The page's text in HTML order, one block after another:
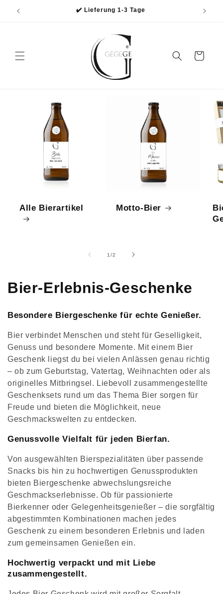
zum
✔️ Lieferung 1-3 Tage
Warenkorb
Alle Bierartikel Motto-Bier
1/von
2
K
e
g
o
r
i
e
:
Bier-Erlebnis-Geschenke
Besondere Biergeschenke für echte Genießer.
Bier verbindet Menschen und steht für Geselligkeit,
Genuss und besondere Momente. Mit einem Bier
Geschenk liegst du bei vielen Anlässen genau richtig
– ob zum Geburtstag, Vatertag, Weihnachten oder als
originelles Mitbringsel. Liebevoll zusammengestellte
Geschenksets rund um das Thema Bier sorgen für
Freude und bieten die Möglichkeit, neue
Geschmackswelten zu entdecken.
Genussvolle Vielfalt für jeden Bierfan.
Von ausgewählten Bierspezialitäten über passende
Snacks bis hin zu hochwertigen Genussprodukten
bieten Biergeschenke abwechslungsreiche
Geschmackserlebnisse. Ob für passionierte
Bierkenner oder Gelegenheitsgenießer – die sorgfältig
abgestimmten Kombinationen machen jedes
Geschenk zu einem besonderen Erlebnis und laden
zum gemeinsamen Genießen ein.
Hochwertig verpackt und mit Liebe
zusammengestellt.